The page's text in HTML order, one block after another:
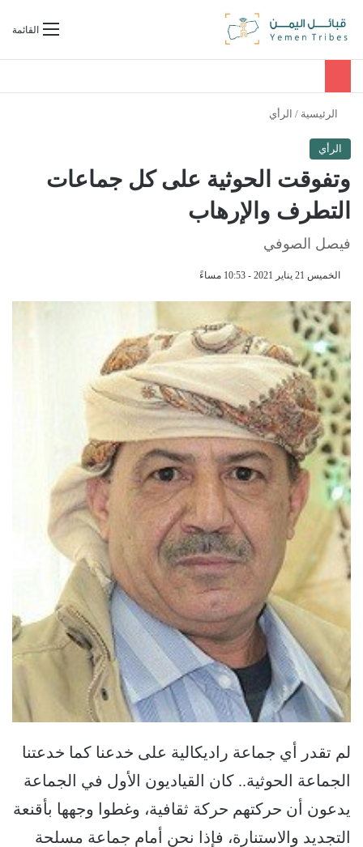
القائمةبحث عن
الرئيسية / الرأي
الرأي
وتفوقت الحوثية على كل جماعات
التطرف والإرهاب
فيصل الصوفي
الخميس 21 يناير 2021 - 10:53 مساءً
لم تقدر أي جماعة راديكالية على خدعنا كما خدعتنا
الجماعة الحوثية.. كان القياديون الأول في الجماعة
يدعون أن حركتهم حركة ثقافية، وغطوا وجهها بأقنعة
التجديد والاستنارة، فإذا نحن أمام جماعة مسلحة